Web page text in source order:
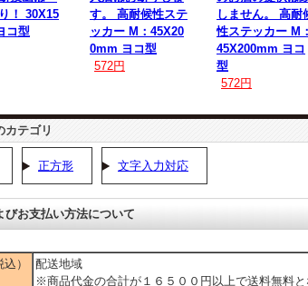
！ 30X15
コ型
す。 高耐候性ステ
ッカー M：45X20
0mm ヨコ型
572円
しません。 高耐
性ステッカー M：
45X200mm ヨコ
型
572円
カテゴリ
正方形 文字入力対応
びお支払い方法について
）
配送地域
※商品代金の合計が１６５００円以上で送料無料と